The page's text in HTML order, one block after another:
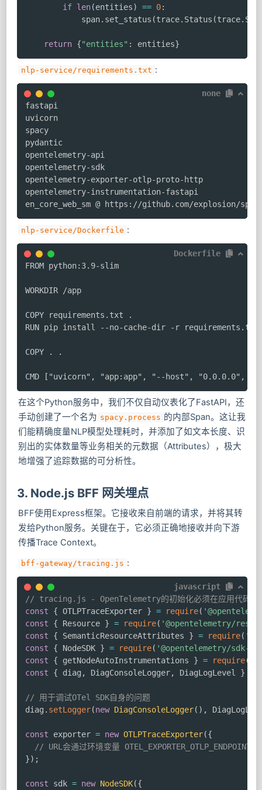
if len(entities) == 0:
            span
. set_status (trace. Status (trace.
return {"entities" : entities}
nlp-service/requirements.txt :
none
fastapi
uvicorn
spacy
pydantic
opentelemetry-api
opentelemetry-sdk
opentelemetry-exporter-otlp-proto-http
opentelemetry-instrumentation-fastapi
en_core_web_sm @ https://github.com/explosion/
nlp-service/Dockerfile :
Dockerfile
FROM python:3.9-slim
WORKDIR /app
COPY requirements.txt .
RUN pip install --no-cache-dir -r requirements.txt
COPY . .
CMD ["uvicorn", "app:app", "--host", "0.0.0.0",
在这个Python服务中，我们不仅自动仪表化了FastAPI，还
手动创建了一个名为 spacy.process 的内部Span。这让我
们能精确度量NLP模型处理耗时，并添加了如文本长度、识
别出的实体数量等业务相关的元数据（Attributes），极大
地增强了追踪数据的可分析性。
3. Node.js BFF 网关埋点
BFF使用Express框架。它接收来自前端的请求，并将其转
发给Python服务。关键在于，它必须正确地接收并向下游
传播Trace Context。
bff-gateway/tracing.js :
javascript
// tracing.js - OpenTelemetry的初始化必须在应用代码加
const
{ OTLPTraceExporter } = require(
const
{ Resource } = require( '@opentelemetry/
const
{ SemanticResourceAttributes } = require(
const
{ NodeSDK } = require( '@opentelemetry/sdk-
const
{ getNodeAutoInstrumentations } = require(
const
{ diag , DiagConsoleLogger, DiagLogLevel }
// 用于调试OTel SDK自身的问题
diag . setLogger(new DiagConsoleLogger( ) ,
const exporter = new OTLPTraceExporter({
// URL会通过环境变量 OTEL_EXPORTER_OTLP_ENDPOINT
}) ;
const sdk = new NodeSDK({